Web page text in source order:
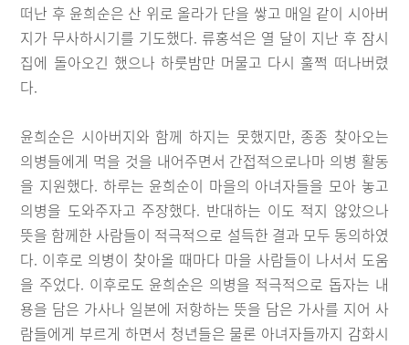
떠난 후 윤희순은 산 위로 올라가 단을 쌓고 매일 같이 시아버
지가 무사하시기를 기도했다. 류홍석은 열 달이 지난 후 잠시
집에 돌아오긴 했으나 하룻밤만 머물고 다시 훌쩍 떠나버렸
다.
윤희순은 시아버지와 함께 하지는 못했지만, 종종 찾아오는
의병들에게 먹을 것을 내어주면서 간접적으로나마 의병 활동
을 지원했다. 하루는 윤희순이 마을의 아녀자들을 모아 놓고
의병을 도와주자고 주장했다. 반대하는 이도 적지 않았으나
뜻을 함께한 사람들이 적극적으로 설득한 결과 모두 동의하였
다. 이후로 의병이 찾아올 때마다 마을 사람들이 나서서 도움
을 주었다. 이후로도 윤희순은 의병을 적극적으로 돕자는 내
용을 담은 가사나 일본에 저항하는 뜻을 담은 가사를 지어 사
람들에게 부르게 하면서 청년들은 물론 아녀자들까지 감화시